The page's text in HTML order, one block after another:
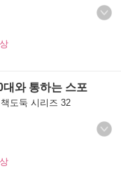
와 통하는 스포
도둑 시리즈 32